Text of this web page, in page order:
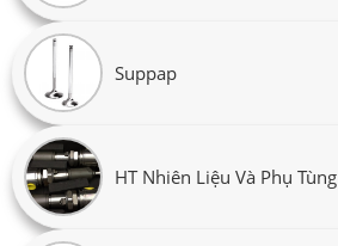
Suppap
HT Nhiên Liệu Và Phụ Tùng